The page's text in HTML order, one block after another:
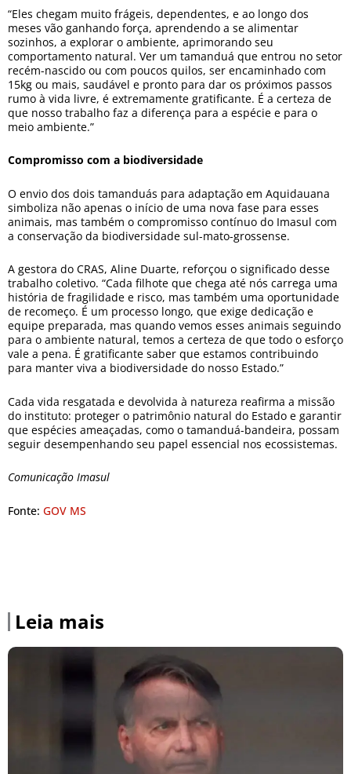
“Eles chegam muito frágeis, dependentes, e ao longo dos
meses vão ganhando força, aprendendo a se alimentar
sozinhos, a explorar o ambiente, aprimorando seu
comportamento natural. Ver um tamanduá que entrou no setor
recém-nascido ou com poucos quilos, ser encaminhado com
15kg ou mais, saudável e pronto para dar os próximos passos
rumo à vida livre, é extremamente gratificante. É a certeza de
que nosso trabalho faz a diferença para a espécie e para o
meio ambiente.”
Compromisso com a biodiversidade
O envio dos dois tamanduás para adaptação em Aquidauana
simboliza não apenas o início de uma nova fase para esses
animais, mas também o compromisso contínuo do Imasul com
a conservação da biodiversidade sul-mato-grossense.
A gestora do CRAS, Aline Duarte, reforçou o significado desse
trabalho coletivo. “Cada filhote que chega até nós carrega uma
história de fragilidade e risco, mas também uma oportunidade
de recomeço. É um processo longo, que exige dedicação e
equipe preparada, mas quando vemos esses animais seguindo
para o ambiente natural, temos a certeza de que todo o esforço
vale a pena. É gratificante saber que estamos contribuindo
para manter viva a biodiversidade do nosso Estado.”
Cada vida resgatada e devolvida à natureza reafirma a missão
do instituto: proteger o patrimônio natural do Estado e garantir
que espécies ameaçadas, como o tamanduá-bandeira, possam
seguir desempenhando seu papel essencial nos ecossistemas.
Comunicação Imasul
Fonte: GOV MS
Leia mais